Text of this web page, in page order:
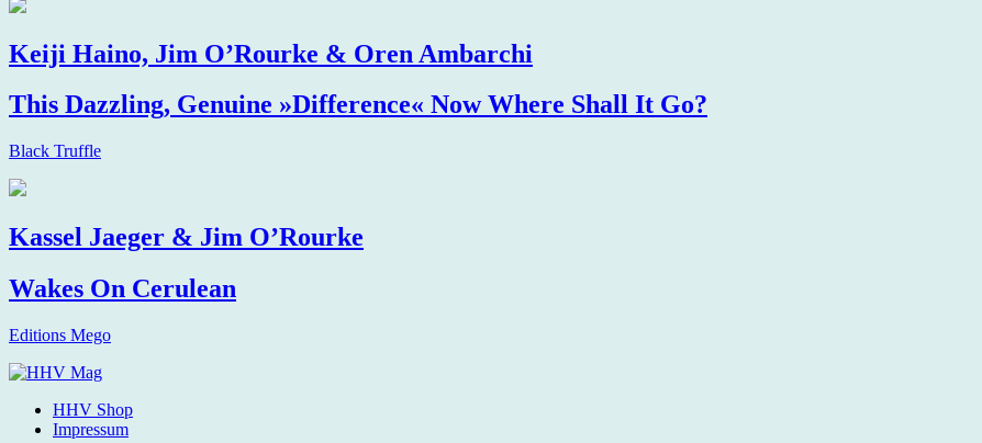
Keiji Haino, Jim O’Rourke & Oren Ambarchi
This Dazzling, Genuine »Difference« Now Where Shall It Go?
Black Truffle
Kassel Jaeger & Jim O’Rourke
Wakes On Cerulean
Editions Mego
HHV Shop
Impressum